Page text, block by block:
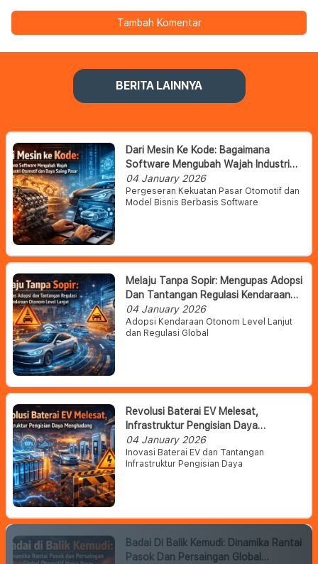
Tambah Komentar
BERITA LAINNYA
Dari Mesin Ke Kode: Bagaimana
Software Mengubah Wajah Industri
Otomotif Dan Daya Saing Pasar
04 January 2026
Pergeseran Kekuatan Pasar Otomotif dan
Model Bisnis Berbasis Software
Melaju Tanpa Sopir: Mengupas Adopsi
Dan Tantangan Regulasi Kendaraan
Otonom Level Lanjut
04 January 2026
Adopsi Kendaraan Otonom Level Lanjut
dan Regulasi Global
Revolusi Baterai EV Melesat,
Infrastruktur Pengisian Daya
Menghadang
04 January 2026
Inovasi Baterai EV dan Tantangan
Infrastruktur Pengisian Daya
Badai Di Balik Kemudi: Dinamika Rantai
Pasok Dan Persaingan Global